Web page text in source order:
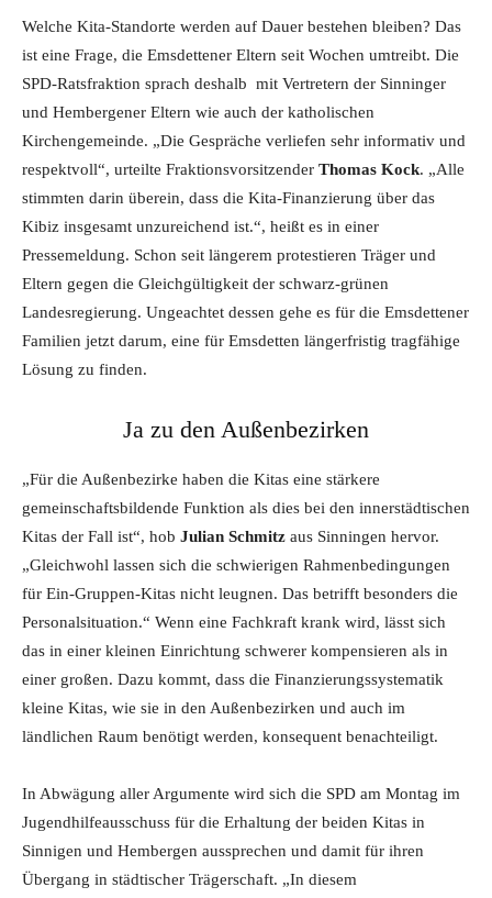
Welche Kita-Standorte werden auf Dauer bestehen bleiben? Das
ist eine Frage, die Emsdettener Eltern seit Wochen umtreibt. Die
SPD-Ratsfraktion sprach deshalb mit Vertretern der Sinninger
und Hembergener Eltern wie auch der katholischen
Kirchengemeinde. „Die Gespräche verliefen sehr informativ und
respektvoll“, urteilte Fraktionsvorsitzender Thomas Kock. „Alle
stimmten darin überein, dass die Kita-Finanzierung über das
Kibiz insgesamt unzureichend ist.“, heißt es in einer
Pressemeldung. Schon seit längerem protestieren Träger und
Eltern gegen die Gleichgültigkeit der schwarz-grünen
Landesregierung. Ungeachtet dessen gehe es für die Emsdettener
Familien jetzt darum, eine für Emsdetten längerfristig tragfähige
Lösung zu finden.
Ja zu den Außenbezirken
„Für die Außenbezirke haben die Kitas eine stärkere
gemeinschaftsbildende Funktion als dies bei den innerstädtischen
Kitas der Fall ist“, hob Julian Schmitz aus Sinningen hervor.
„Gleichwohl lassen sich die schwierigen Rahmenbedingungen
für Ein-Gruppen-Kitas nicht leugnen. Das betrifft besonders die
Personalsituation.“ Wenn eine Fachkraft krank wird, lässt sich
das in einer kleinen Einrichtung schwerer kompensieren als in
einer großen. Dazu kommt, dass die Finanzierungssystematik
kleine Kitas, wie sie in den Außenbezirken und auch im
ländlichen Raum benötigt werden, konsequent benachteiligt.
In Abwägung aller Argumente wird sich die SPD am Montag im
Jugendhilfeausschuss für die Erhaltung der beiden Kitas in
Sinnigen und Hembergen aussprechen und damit für ihren
Übergang in städtischer Trägerschaft. „In diesem